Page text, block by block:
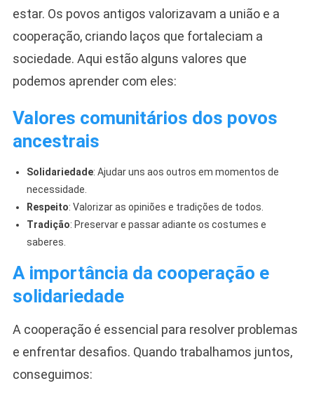
estar. Os povos antigos valorizavam a união e a
cooperação, criando laços que fortaleciam a
sociedade. Aqui estão alguns valores que
podemos aprender com eles:
Valores comunitários dos povos
ancestrais
Solidariedade: Ajudar uns aos outros em momentos de
necessidade.
Respeito: Valorizar as opiniões e tradições de todos.
Tradição: Preservar e passar adiante os costumes e
saberes.
A importância da cooperação e
solidariedade
A cooperação é essencial para resolver problemas
e enfrentar desafios. Quando trabalhamos juntos,
conseguimos: